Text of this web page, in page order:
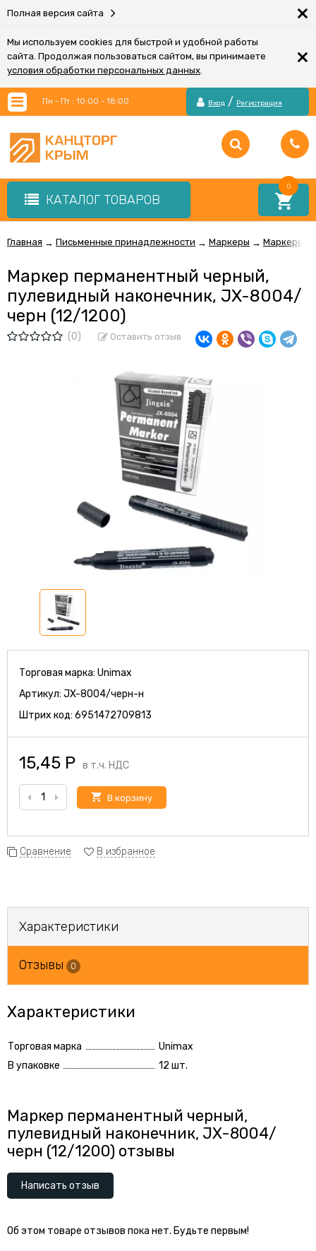
Полная версия сайта ×
Мы используем cookies для быстрой и удобной работы
сайта. Продолжая пользоваться сайтом, вы принимаете
условия обработки персональных данных.
×
Пн - Пт : 10:00 - 18:00 Вход / Регистрация
КАТАЛОГ ТОВАРОВ
0
Главная → Письменные принадлежности → Маркеры → Маркеры
Маркер перманентный черный,
пулевидный наконечник, JX-8004/
черн (12/1200)
(0) Оставить отзыв
Торговая марка: Unimax
Артикул: JX-8004/черн-н
Штрих код: 6951472709813
15,45 Р в т.ч. НДС
В корзину
Сравнение В избранное
Характеристики
Отзывы 0
Характеристики
Торговая марка
Unimax
В упаковке
12 шт.
Маркер перманентный черный,
пулевидный наконечник, JX-8004/
черн (12/1200) отзывы
Написать отзыв
Об этом товаре отзывов пока нет. Будьте первым!